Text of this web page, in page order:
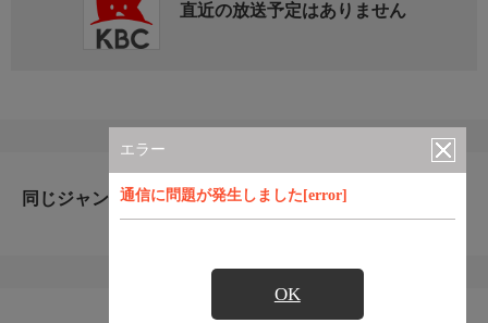
エラー
通信に問題が発生しました[error]
OK
直近の放送予定はありません
同じジャンルのおすすめ番組